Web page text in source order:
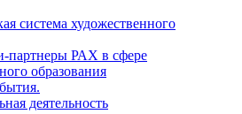
система художественного
партнеры РАХ в сфере
образования
деятельность